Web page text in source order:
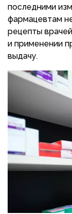
последними
фармацевтам
рецепты
и применении
выдачу.